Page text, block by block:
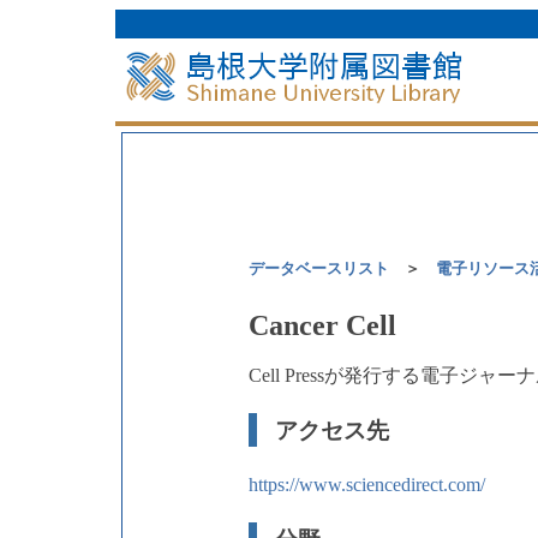
データベースリスト ＞ 電子リソース
Cancer Cell
Cell Pressが発行する電子ジャー
アクセス先
https://www.sciencedirect.com/